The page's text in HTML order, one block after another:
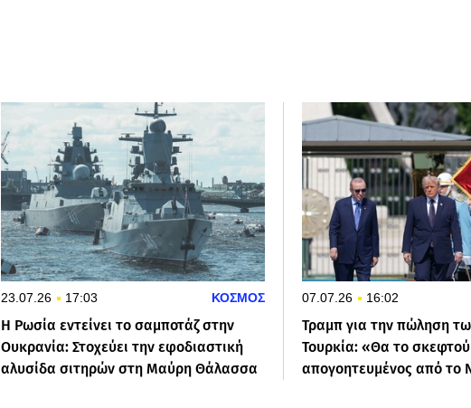
23.07.26 17:03 ΚΟΣΜΟΣ
Η Ρωσία εντείνει το σαμποτάζ στην
Ουκρανία: Στοχεύει την εφοδιαστική
αλυσίδα σιτηρών στη Μαύρη Θάλασσα
07.07.26 16:02
Τραμπ για την πώληση
Τουρκία: «Θα το
απογοητευμένος από το